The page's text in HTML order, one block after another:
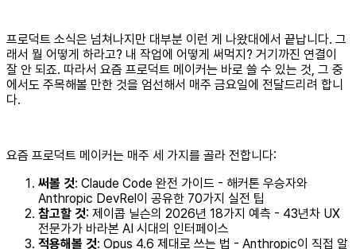
프로덕트 소식은 넘쳐나지만 대부분 이런 게 나왔대에서 끝납니다. 그
래서 뭘 어떻게 하라고? 내 작업에 어떻게 써먹지? 거기까진 연결이
잘 안 되죠. 따라서 요즘 프로덕트 메이커는 바로 쓸 수 있는 것, 그 중
에서도 주목해볼 만한 것을 엄선해서 매주 금요일에 전달드리려 합니
다.
요즘 프로덕트 메이커는 매주 세 가지를 골라 전합니다:
써볼 것: Claude Code 완전 가이드 - 해커톤 우승자와
Anthropic DevRel이 공유한 70가지 실전 팁
참고할 것: 제이콥 닐슨의 2026년 18가지 예측 - 43년차 UX
전문가가 바라본 AI 시대의 인터페이스
적용해볼 것: Opus 4.6 제대로 쓰는 법 - Anthropic이 직접 알